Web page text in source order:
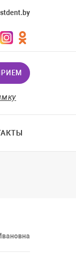
InstagramОдноклассники